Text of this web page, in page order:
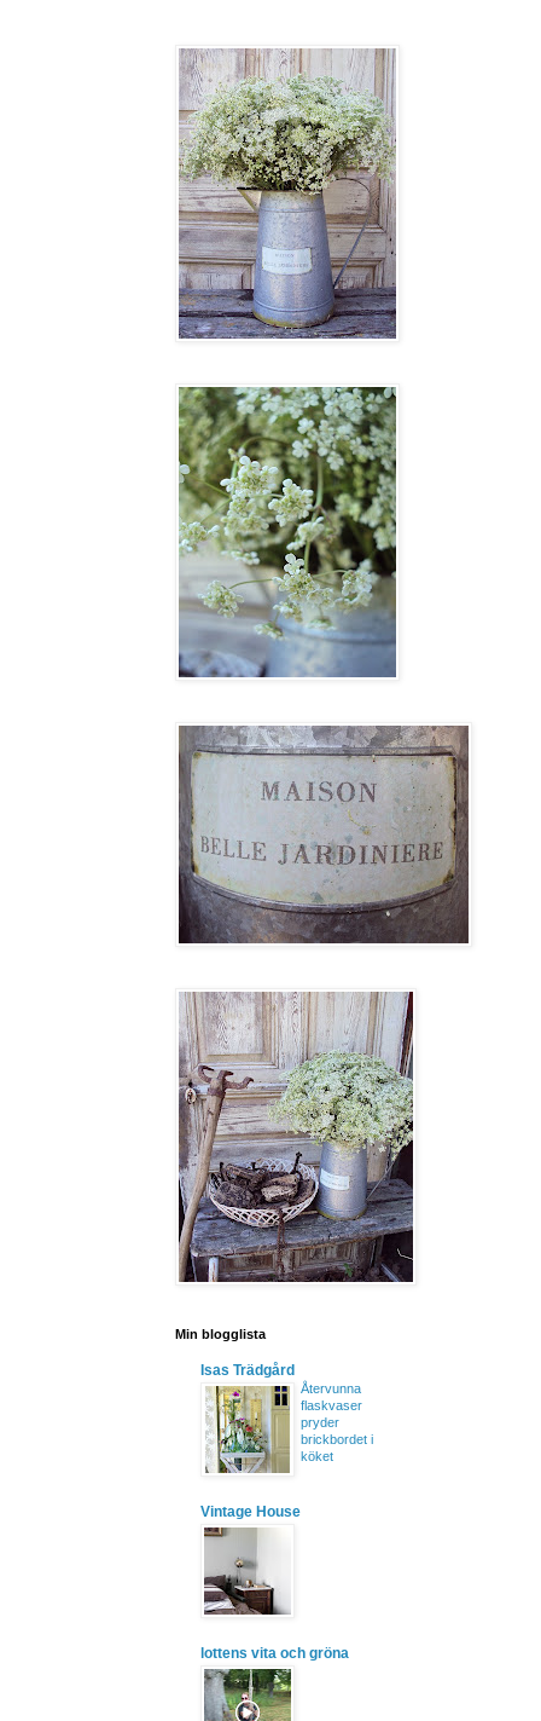
Min blogglista
Isas Trädgård
Återvunna
flaskvaser
pryder
brickbordet i
köket
Vintage House
lottens vita och gröna